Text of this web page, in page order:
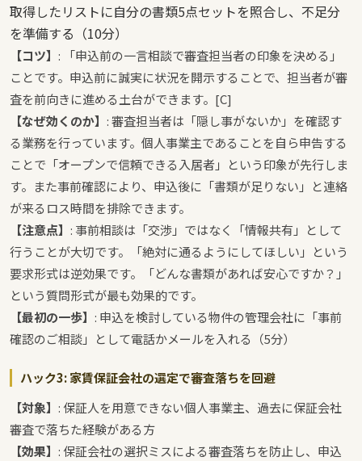
取得したリストに自分の書類5点セットを照合し、不足分
を準備する（10分）
【コツ】 : 「申込前の一言相談で審査担当者の印象を決める」
ことです。申込前に誠実に状況を開示することで、担当者が審
査を前向きに進める土台ができます。[C]
【なぜ効くのか】 : 審査担当者は「隠し事がないか」を確認す
る業務を行っています。個人事業主であることを自ら申告する
ことで「オープンで信頼できる入居者」という印象が先行しま
す。また事前確認により、申込後に「書類が足りない」と連絡
が来るロス時間を排除できます。
【注意点】 : 事前相談は「交渉」ではなく「情報共有」として
行うことが大切です。「絶対に通るようにしてほしい」という
要求形式は逆効果です。「どんな書類があれば安心ですか？」
という質問形式が最も効果的です。
【最初の一歩】 : 申込を検討している物件の管理会社に「事前
確認のご相談」として電話かメールを入れる（5分）
ハック3: 家賃保証会社の選定で審査落ちを回避
【対象】 : 保証人を用意できない個人事業主、過去に保証会社
審査で落ちた経験がある方
【効果】 : 保証会社の選択ミスによる審査落ちを防止し、申込